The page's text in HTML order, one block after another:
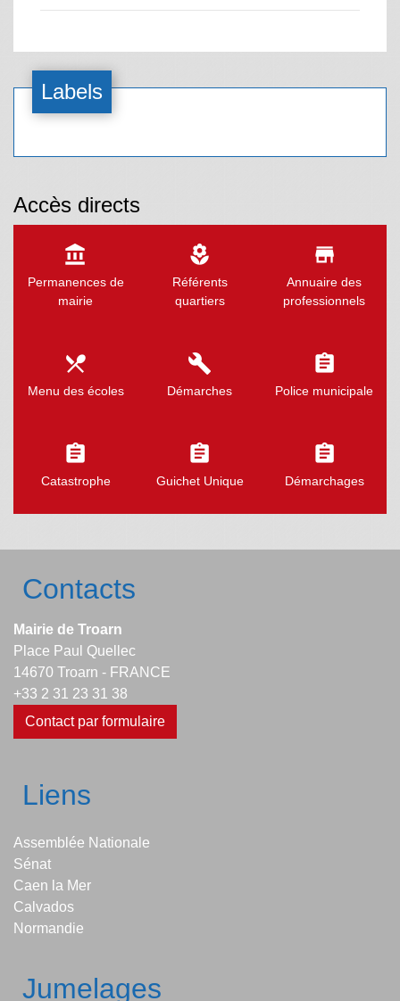
Labels
Accès directs
account_balance
Permanences de
mairie
local_florist
Référents
quartiers
store
Annuaire des
professionnels
local_dining
Menu des écoles
build
Démarches
assignment
Police municipale
assignment
Catastrophe
assignment
Guichet Unique
assignment
Démarchages
Contacts
Mairie de Troarn
Place Paul Quellec
14670 Troarn - FRANCE
+33 2 31 23 31 38
Contact par formulaire
Liens
Assemblée Nationale
Sénat
Caen la Mer
Calvados
Normandie
Jumelages